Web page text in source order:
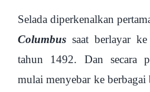
Selada diperkenalkan
Columbus saat berlayar ke
tahun 1492. Dan secara
mulai menyebar ke